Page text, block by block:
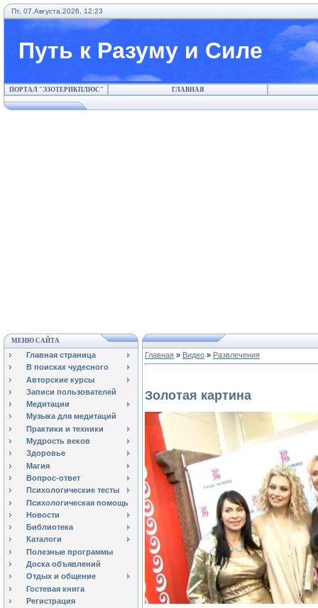
Пт, 07.Августа.2026, 12:23
Путь к Разуму и Силе
ПОРТАЛ "ЭЗОТЕРИКПЛЮС" ГЛАВНАЯ
МЕНЮ САЙТА
Главная страница
В поисках чудесного
Авторские курсы
Записи пользователей
Медитации
Музыка для медитаций
Практики и техники
Мудрость веков
Здоровье
Магия
Вопрос-ответ
Психологические тесты
Психологическая помощь
Новости
Библиотека
Каталоги
Полезные программы
Доска объявлений
Отдых и общение
Гостевая книга
Регистрация
Главная » Видео » Развлечения
Золотая картина